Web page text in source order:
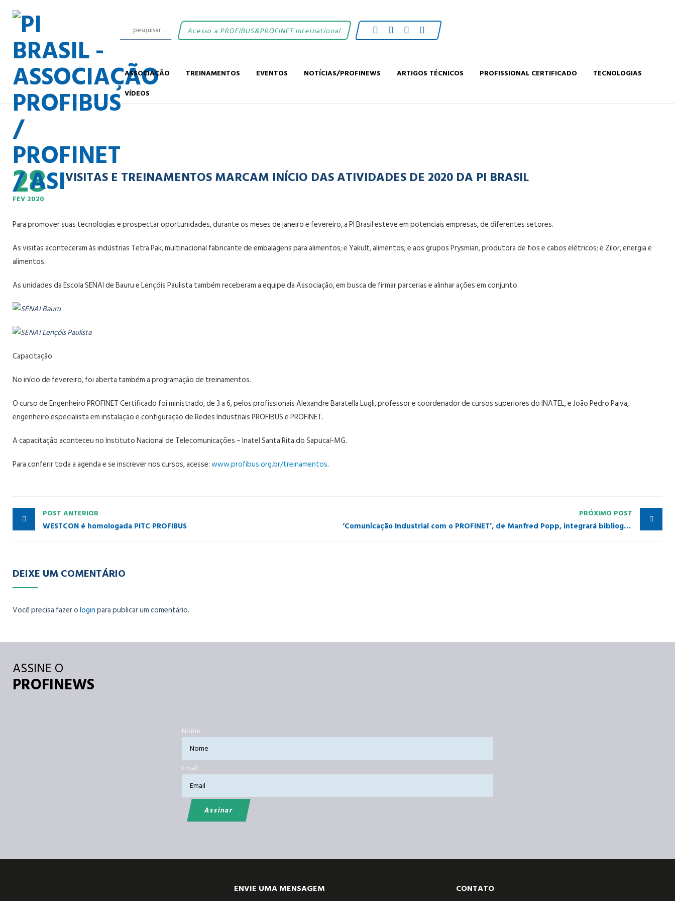
ASSOCIAÇÃO TREINAMENTOS EVENTOS NOTÍCIAS/PROFINEWS ARTIGOS TÉCNICOS PROFISSIONAL CERTIFICADO
TECNOLOGIAS
VÍDEOS
Acesso a PROFIBUS&PROFINET International
28
FEV 2020
VISITAS E TREINAMENTOS MARCAM INÍCIO DAS ATIVIDADES DE 2020 DA PI BRASIL
Para promover suas tecnologias e prospectar oportunidades, durante os meses de janeiro e fevereiro, a PI Brasil esteve em potenciais empresas, de diferentes setores.
As visitas aconteceram às indústrias Tetra Pak, multinacional fabricante de embalagens para alimentos; e Yakult, alimentos; e aos grupos Prysmian, produtora de fios e cabos elétricos; e Zilor, energia e
alimentos.
As unidades da Escola SENAI de Bauru e Lençóis Paulista também receberam a equipe da Associação, em busca de firmar parcerias e alinhar ações em conjunto.
SENAI Bauru
SENAI Lençóis Paulista
Capacitação
No início de fevereiro, foi aberta também a programação de treinamentos.
O curso de Engenheiro PROFINET Certificado foi ministrado, de 3 a 6, pelos profissionais Alexandre Baratella Lugli, professor e coordenador de cursos superiores do INATEL, e João Pedro Paiva,
engenheiro especialista em instalação e configuração de Redes Industriais PROFIBUS e PROFINET.
A capacitação aconteceu no Instituto Nacional de Telecomunicações – Inatel Santa Rita do Sapucaí-MG.
Para conferir toda a agenda e se inscrever nos cursos, acesse:www.profibus.org.br/treinamentos.
POST ANTERIOR
WESTCON é homologada PITC PROFIBUS
PRÓXIMO POST
‘Comunicação Industrial com o PROFINET’, de Manfred Popp, integrará bibliografia do SENAI Anchieta
DEIXE UM COMENTÁRIO
Você precisa fazer ologinpara publicar um comentário.
ASSINE O
PROFINEWS
Nome
Email
ENVIE UMA MENSAGEM CONTATO